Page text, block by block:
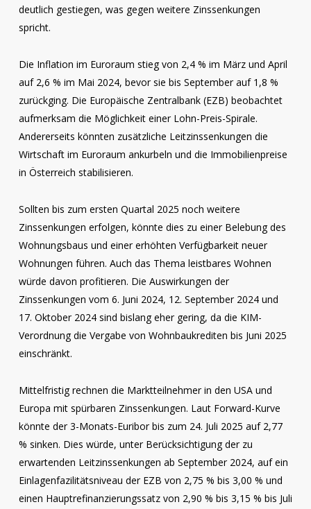
deutlich gestiegen, was gegen weitere Zinssenkungen
spricht.
Die Inflation im Euroraum stieg von 2,4 % im März und April
auf 2,6 % im Mai 2024, bevor sie bis September auf 1,8 %
zurückging. Die Europäische Zentralbank (EZB) beobachtet
aufmerksam die Möglichkeit einer Lohn-Preis-Spirale.
Andererseits könnten zusätzliche Leitzinssenkungen die
Wirtschaft im Euroraum ankurbeln und die Immobilienpreise
in Österreich stabilisieren.
Sollten bis zum ersten Quartal 2025 noch weitere
Zinssenkungen erfolgen, könnte dies zu einer Belebung des
Wohnungsbaus und einer erhöhten Verfügbarkeit neuer
Wohnungen führen. Auch das Thema leistbares Wohnen
würde davon profitieren. Die Auswirkungen der
Zinssenkungen vom 6. Juni 2024, 12. September 2024 und
17. Oktober 2024 sind bislang eher gering, da die KIM-
Verordnung die Vergabe von Wohnbaukrediten bis Juni 2025
einschränkt.
Mittelfristig rechnen die Marktteilnehmer in den USA und
Europa mit spürbaren Zinssenkungen. Laut Forward-Kurve
könnte der 3-Monats-Euribor bis zum 24. Juli 2025 auf 2,77
% sinken. Dies würde, unter Berücksichtigung der zu
erwartenden Leitzinssenkungen ab September 2024, auf ein
Einlagenfazilitätsniveau der EZB von 2,75 % bis 3,00 % und
einen Hauptrefinanzierungssatz von 2,90 % bis 3,15 % bis Juli